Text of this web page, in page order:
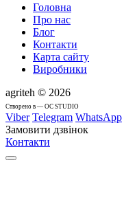
Головна
Про нас
Блог
Контакти
Карта сайту
Виробники
agriteh © 2026
Cтворено в — OC STUDIO
Viber Telegram WhatsApp
Замовити дзвінок
Контакти